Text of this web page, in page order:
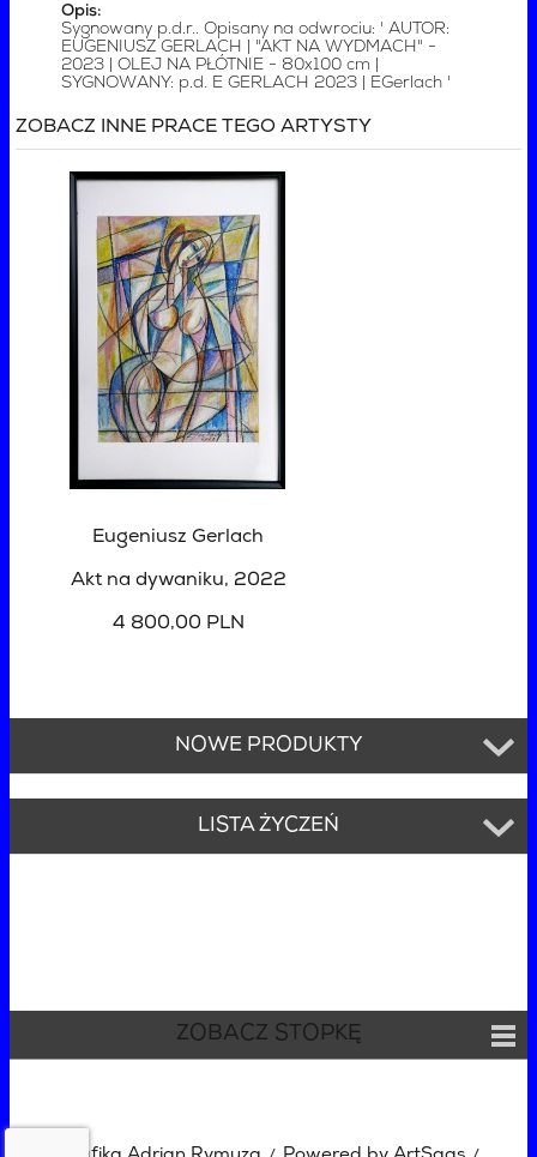
Opis:
Sygnowany p.d.r.. Opisany na odwrociu: ' AUTOR:
EUGENIUSZ GERLACH | "AKT NA WYDMACH" -
2023 | OLEJ NA PŁÓTNIE - 80x100 cm |
SYGNOWANY: p.d. E GERLACH 2023 | EGerlach '
ZOBACZ INNE PRACE TEGO ARTYSTY
Eugeniusz Gerlach
Akt na dywaniku, 2022
4 800,00 PLN
NOWE PRODUKTY
LISTA ŻYCZEŃ
ZOBACZ STOPKĘ